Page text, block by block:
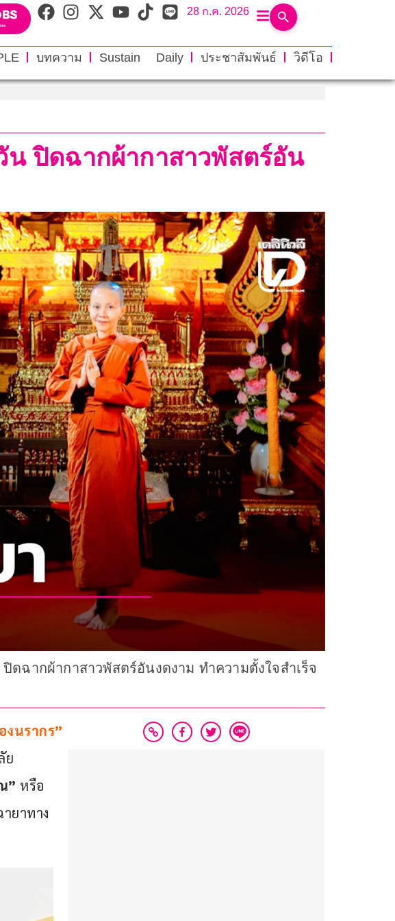
28 ก.ค. 2026
บทความ Sustain Daily ประชาสัมพันธ์
วิดีโอ
น ปิดฉากผ้ากาสาวพัสตร์อัน
ฉากผ้ากาสาวพัสตร์อันงดงาม ทำความตั้งใจสำเร็จ
นรากร”
ย
” หรือ
ยาทาง